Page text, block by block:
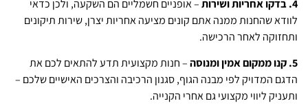
4. בדקו אחריות ושירות
– אופניים חשמליים הם השקעה, ולכן כדאי
לוודא שהחנות ממנה אתם קונים מציעה אחריות יצרן, שירות תיקונים
ותחזוקה לאחר הרכישה.
5. קנו ממקום אמין ומנוסה
– חנות מקצועית תדע להתאים לכם את
הדגם המדויק לפי מבנה הגוף, סגנון הרכיבה והצרכים האישיים שלכם –
ותעניק ליווי מקצועי גם אחרי הקנייה.